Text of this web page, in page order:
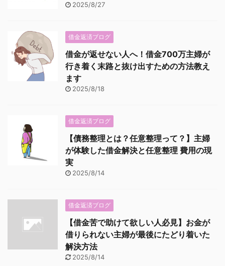
2025/8/27
借金返済ブログ
借金が返せない人へ！借金700万主婦が
行き着く末路と抜け出すための方法教え
ます
2025/8/18
借金返済ブログ
【債務整理とは？任意整理って？】主婦
が体験した借金解決と任意整理 費用の現
実
2025/8/14
借金返済ブログ
【借金苦で助けて欲しい人必見】お金が
借りられない主婦が最後にたどり着いた
解決方法
2025/8/14